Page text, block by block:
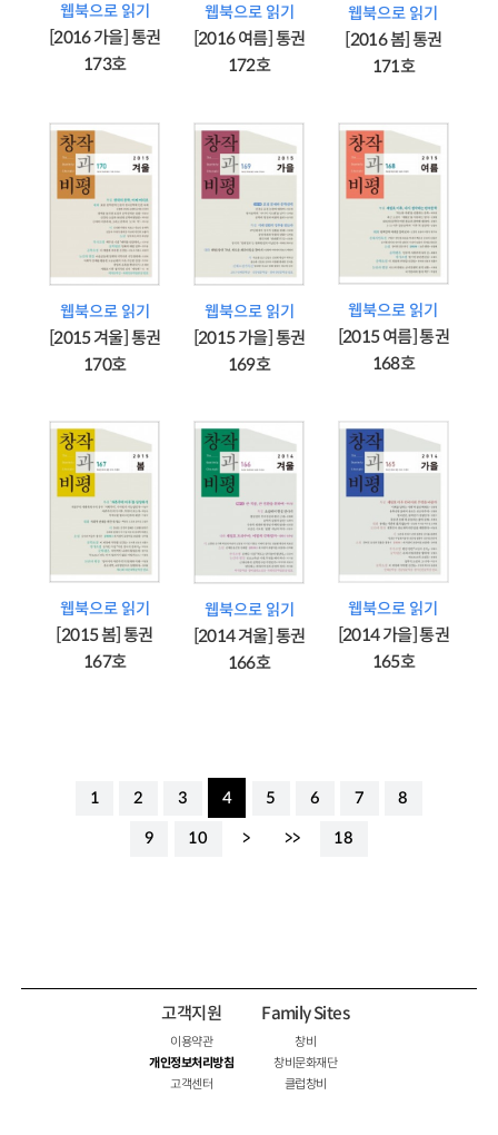
웹북으로 읽기
[2016 가을] 통권
173호
웹북으로 읽기
[2016 여름] 통권
172호
웹북으로 읽기
[2016 봄] 통권
171호
웹북으로 읽기
[2015 겨울] 통권
170호
웹북으로 읽기
[2015 가을] 통권
169호
웹북으로 읽기
[2015 여름] 통권
168호
웹북으로 읽기
[2015 봄] 통권
167호
웹북으로 읽기
[2014 겨울] 통권
166호
웹북으로 읽기
[2014 가을] 통권
165호
1 2 3 4 5 6 7 8
9 10 > >> 18
고객지원
이용약관
개인정보처리방침
고객센터
Family Sites
창비
창비문화재단
클럽창비